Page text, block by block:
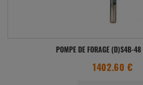
POMPE DE FORAGE (D)S4B-
1402.60 €